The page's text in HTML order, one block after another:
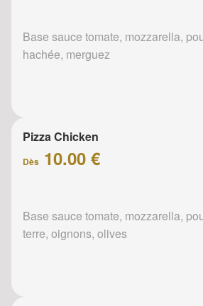
Base sauce tomate, mozzarella,
hachée, merguez
Pizza Chicken
Dès 10.00 €
Base sauce tomate, mozzarella,
terre, oignons, olives